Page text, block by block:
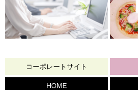
コーポレートサイト
HOME